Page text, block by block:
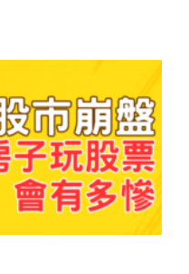
r
m
p